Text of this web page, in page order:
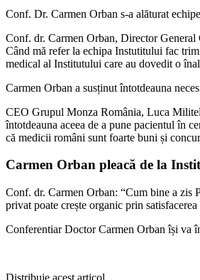
Conf. Dr. Carmen Orban s-a alăturat
Conf. dr. Carmen Orban, Director
Când mă refer la echipa Instutitului fac
medical al Institutului care au dovedit o
Carmen Orban a susținut întotdeauna
CEO Grupul Monza România, Luca
întotdeauna aceea de a pune pacientul în
că medicii români sunt foarte buni și
Carmen Orban pleacă de la
Conf. dr. Carmen Orban: “Cum bine a zis
privat poate crește organic prin
Conferentiar Doctor Carmen Orban își va